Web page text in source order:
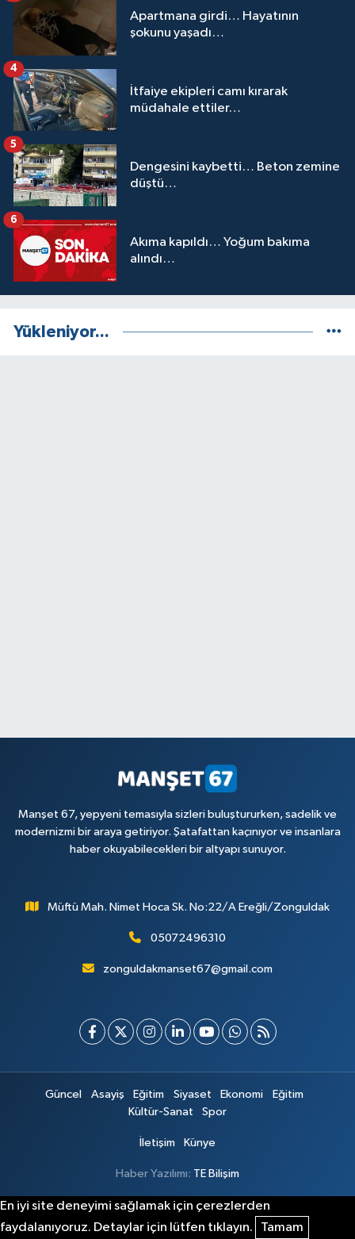
Apartmana girdi… Hayatının
şokunu yaşadı…
İtfaiye ekipleri camı kırarak
müdahale ettiler…
4
Dengesini kaybetti… Beton zemine
düştü…
5
Akıma kapıldı… Yoğum bakıma
alındı…
6
Yükleniyor...
Manşet 67, yepyeni temasıyla sizleri buluştururken, sadelik ve
modernizmi bir araya getiriyor. Şatafattan kaçınıyor ve insanlara
haber okuyabilecekleri bir altyapı sunuyor.
Müftü Mah. Nimet Hoca Sk. No:22/A Ereğli/Zonguldak
05072496310
zonguldakmanset67@gmail.com
Güncel Asayiş Eğitim Siyaset Ekonomi
Eğitim
Kültür-Sanat
Spor
İletişim Künye
Haber Yazılımı: TE Bilişim
En iyi site deneyimi sağlamak için çerezlerden
faydalanıyoruz. Detaylar için lütfen tıklayın.
Tamam